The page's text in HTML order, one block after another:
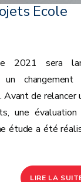
Ecole
2021 sera
changement
de relancer
une
étude a été
LIRE LA